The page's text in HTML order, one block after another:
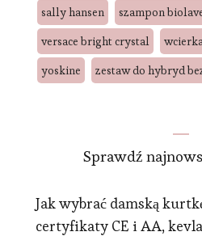
sally hansen
szampon
versace bright crystal
yoskine
zestaw do hybryd
Sprawdź
Jak wybrać damską
certyfikaty CE i AA,